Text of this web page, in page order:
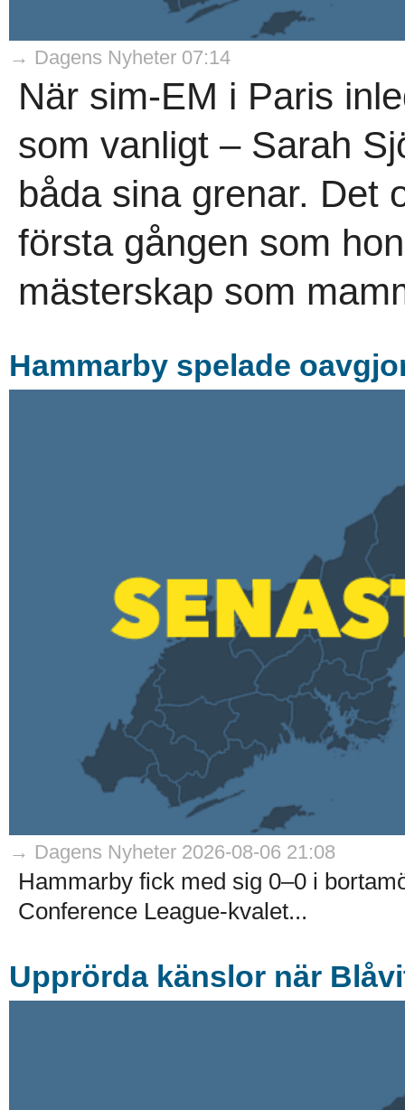
→ Dagens Nyheter 07:14
När sim-EM i Paris
som vanligt – Sarah
båda sina grenar. Det
första gången som
mästerskap som
Hammarby spelade
→ Dagens Nyheter 2026-08-06 21:08
Hammarby fick med sig 0–0 i
Conference League-kvalet...
Upprörda känslor när